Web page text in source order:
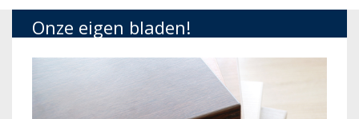
Onze eigen bladen!